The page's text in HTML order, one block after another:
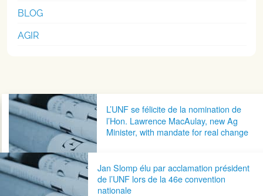
BLOG
AGIR
Navigation postaleL’UNF se félicite de la nomination de
l’Hon. Lawrence MacAulay, new Ag
Minister, with mandate for real change
Jan Slomp élu par acclamation président
de l’UNF lors de la 46e convention
nationale